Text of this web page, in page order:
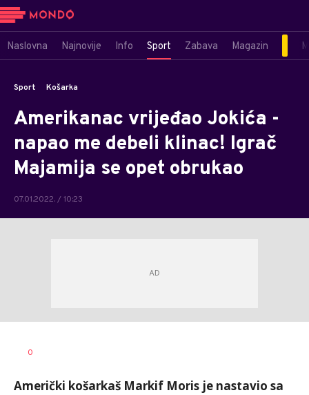
Naslovna Najnovije Info Sport Zabava Magazin
Sport Košarka
Amerikanac vrijeđao Jokića -
napao me debeli klinac! Igrač
Majamija se opet obrukao
07.01.2022. / 10:23
AUTOR
0
Američki košarkaš Markif Moris je nastavio sa